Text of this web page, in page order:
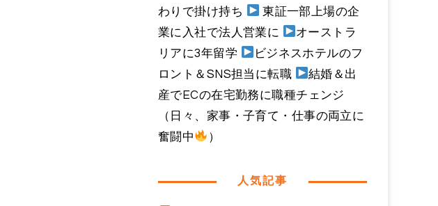
わりで掛け持ち
東証一部上場の企
業に入社で法人営業に
オーストラ
リアに3年留学
ビジネスホテルのフ
ロント＆SNS担当に転職
結婚＆出
産でECの在宅勤務に職種チェンジ
（日々、家事・子育て・仕事の両立に
奮闘中
）
人気記事